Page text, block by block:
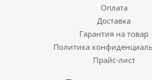
Оплата
Доставка
Гарантия на товар
Политика
Прайс-лист